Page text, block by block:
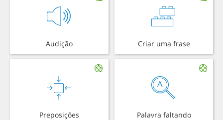
Audição Criar uma frase
Preposições Palavra faltando